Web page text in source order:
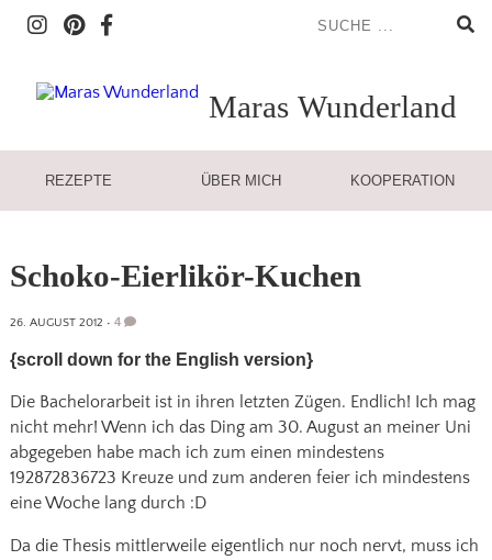
Maras Wunderland
REZEPTE ÜBER MICH KOOPERATION
Schoko-Eierlikör-Kuchen
26. AUGUST 2012 • 4
{scroll down for the English version}
Die Bachelorarbeit ist in ihren letzten Zügen. Endlich! Ich mag
nicht mehr! Wenn ich das Ding am 30. August an meiner Uni
abgegeben habe mach ich zum einen mindestens
192872836723 Kreuze und zum anderen feier ich mindestens
eine Woche lang durch :D
Da die Thesis mittlerweile eigentlich nur noch nervt, muss ich